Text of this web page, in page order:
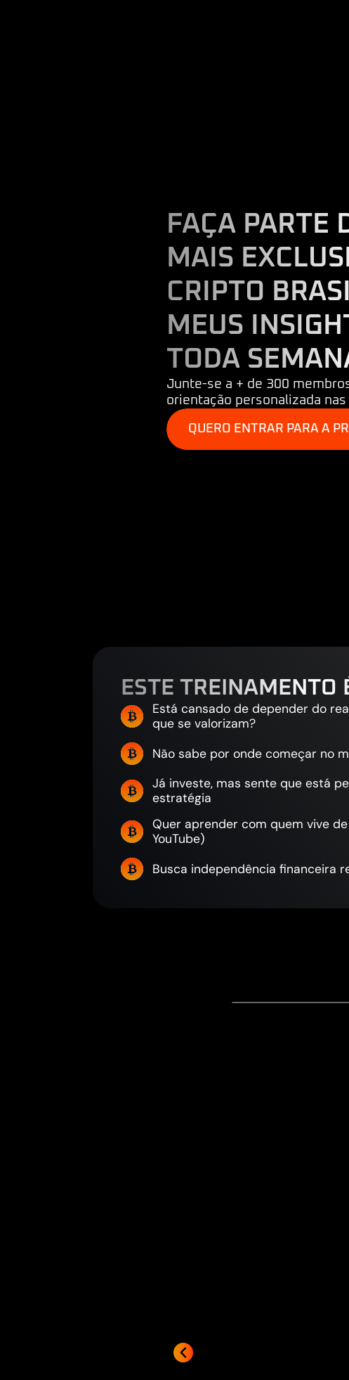
FAÇA PARTE
MAIS
CRIPTO
MEUS
TODA
Junte-se a + de 300
orientação personalizada
QUERO ENTRAR PARA A
ESTE TREINAMENTO
Está cansado de depender do
que se valorizam?
Não sabe por onde começar no
Já investe, mas sente que está
estratégia
Quer aprender com quem vive
YouTube)
Busca independência financeira